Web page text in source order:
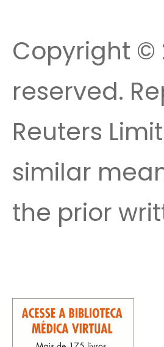
Copyright ©
reserved.
Reuters
similar
the prior